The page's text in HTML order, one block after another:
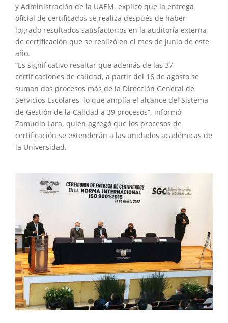
y Administración de la UAEM, explicó que la entrega
oficial de certificados se realiza después de haber
logrado resultados satisfactorios en la auditoría externa
de certificación que se realizó en el mes de junio de este
año.
“Es significativo resaltar que además de las 37
certificaciones de calidad, a partir del 16 de agosto se
suman dos procesos más de la Dirección General de
Servicios Escolares, lo que amplía el alcance del Sistema
de Gestión de la Calidad a 39 procesos”, informó
Zamudio Lara, quien agregó que los procesos de
certificación se extenderán a las unidades académicas de
la Universidad.